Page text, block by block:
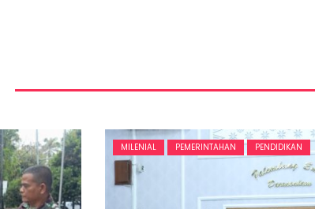
MILENIAL PEMERINTAHAN PENDIDIKAN